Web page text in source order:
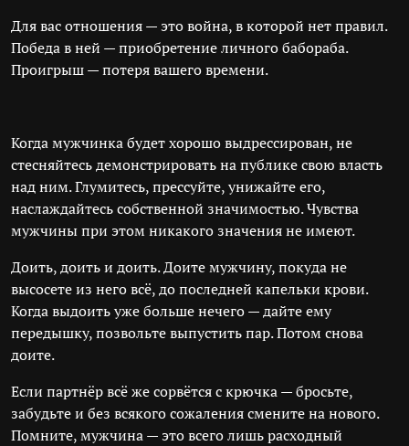
Для вас отношения — это война, в которой нет правил.
Победа в ней — приобретение личного бабораба.
Проигрыш — потеря вашего времени.
Когда мужчинка будет хорошо выдрессирован, не
стесняйтесь демонстрировать на публике свою власть
над ним. Глумитесь, прессуйте, унижайте его,
наслаждайтесь собственной значимостью. Чувства
мужчины при этом никакого значения не имеют.
Доить, доить и доить. Доите мужчину, покуда не
высосете из него всё, до последней капельки крови.
Когда выдоить уже больше нечего — дайте ему
передышку, позвольте выпустить пар. Потом снова
доите.
Если партнёр всё же сорвётся с крючка — бросьте,
забудьте и без всякого сожаления смените на нового.
Помните, мужчина — это всего лишь расходный